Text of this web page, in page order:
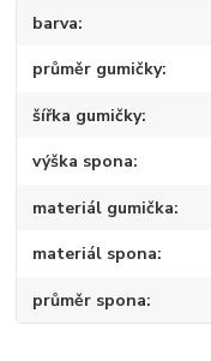
barva
průměr gumičky
šířka gumičky
výška spona
materiál gumička
materiál spona
průměr spona